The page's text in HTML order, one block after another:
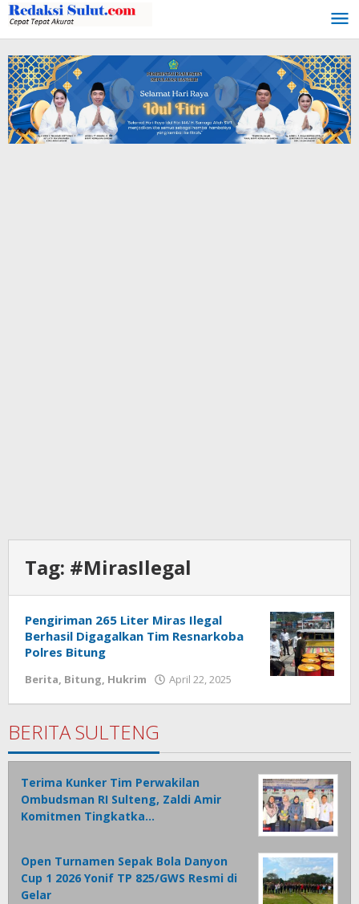
Lewati
ke
konten
Tag: #MirasIlegal
Pengiriman 265 Liter Miras Ilegal
Berhasil Digagalkan Tim Resnarkoba
Polres Bitung
Berita, Bitung, Hukrim April 22, 2025
BERITA SULTENG
Terima Kunker Tim Perwakilan
Ombudsman RI Sulteng, Zaldi Amir
Komitmen Tingkatka…
Open Turnamen Sepak Bola Danyon
Cup 1 2026 Yonif TP 825/GWS Resmi di
Gelar